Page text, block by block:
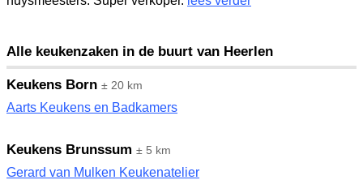
Alle keukenzaken in de buurt van Heerlen
Keukens Born ± 20 km
Aarts Keukens en Badkamers
Keukens Brunssum ± 5 km
Gerard van Mulken Keukenatelier